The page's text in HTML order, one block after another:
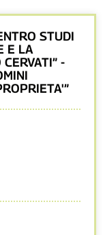
STUDI
E LA
-